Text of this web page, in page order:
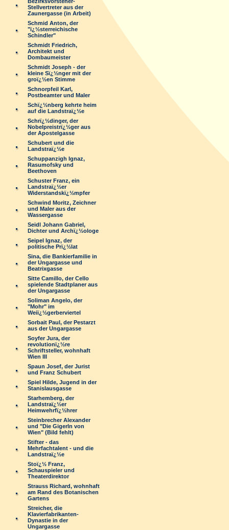
Stellvertreter aus der
Zaunergasse (in Arbeit)
Schmid Anton, der
"ï¿½sterreichische
Schindler"
Schmidt Friedrich,
Architekt und
Dombaumeister
Schmidt Joseph - der
kleine Sï¿½nger mit der
groï¿½en Stimme
Schnorpfeil Karl,
Postbeamter und Maler
Schï¿½nberg kehrte heim
auf die Landstraï¿½e
Schrï¿½dinger, der
Nobelpreistrï¿½ger aus
der Apostelgasse
Schubert und die
Landstraï¿½e
Schuppanzigh Ignaz,
Rasumofsky und
Beethoven
Schuster Franz, ein
Landstraï¿½er
Widerstandskï¿½mpfer
Schwind Moritz, Zeichner
und Maler aus der
Wassergasse
Seidl Johann Gabriel,
Dichter und Archï¿½ologe
Seipel Ignaz, der
politische Prï¿½lat
Sina, die Bankierfamilie in
der Ungargasse und
Beatrixgasse
Sitte Camillo, der Cello
spielende Stadtplaner aus
der Ungargasse
Soliman Angelo, der
"Mohr" im
Weiï¿½gerberviertel
Sorbait Paul, der Pestarzt
aus der Ungargasse
Soyfer Jura, der
revolutionï¿½re
Schriftsteller, wohnhaft
Wien III
Spaun Josef, der Jurist
und Franz Schubert
Spiel Hilde, Jugend in der
Stanislausgasse
Starhemberg, der
Landstraï¿½er
Heimwehrfï¿½hrer
Steinbrecher Alexander
und "Die Gigerln von
Wien" (Bild fehlt)
Stifter - das
Mehrfachtalent - und die
Landstraï¿½e
Stoï¿½ Franz,
Schauspieler und
Theaterdirektor
Strauss Richard, wohnhaft
am Rand des Botanischen
Gartens
Streicher, die
Klavierfabrikanten-
Dynastie in der
Ungargasse